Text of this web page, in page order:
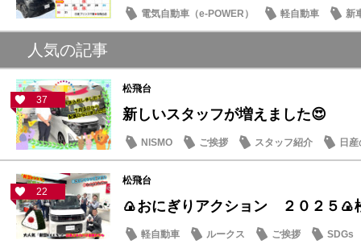
電気自動車（e-POWER） 軽自動車
新
日産のお店
人気の記事
37
松飛台
新しいスタッフが増えました😍
NISMO ご挨拶 スタッフ紹介 日
22
松飛台
🍙おにぎりアクション ２０２５🍙
軽自動車 ルークス ご挨拶 SDGs